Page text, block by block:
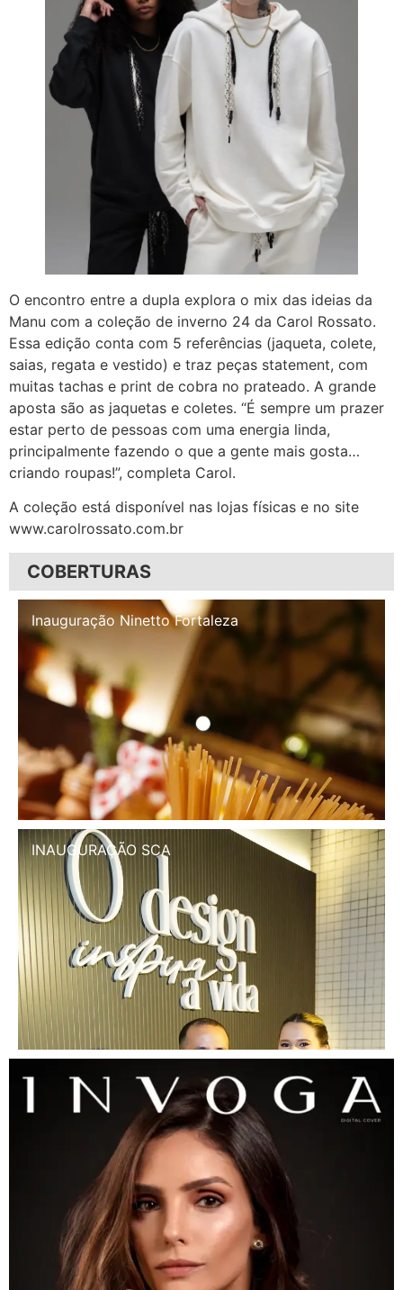
O encontro entre a dupla explora o mix das ideias da
Manu com a coleção de inverno 24 da Carol Rossato.
Essa edição conta com 5 referências (jaqueta, colete,
saias, regata e vestido) e traz peças statement, com
muitas tachas e print de cobra no prateado. A grande
aposta são as jaquetas e coletes. “É sempre um prazer
estar perto de pessoas com uma energia linda,
principalmente fazendo o que a gente mais gosta…
criando roupas!”, completa Carol.
A coleção está disponível nas lojas físicas e no site
www.carolrossato.com.br
COBERTURAS
Inauguração Illa Café
INAUGURAÇÃO SCA